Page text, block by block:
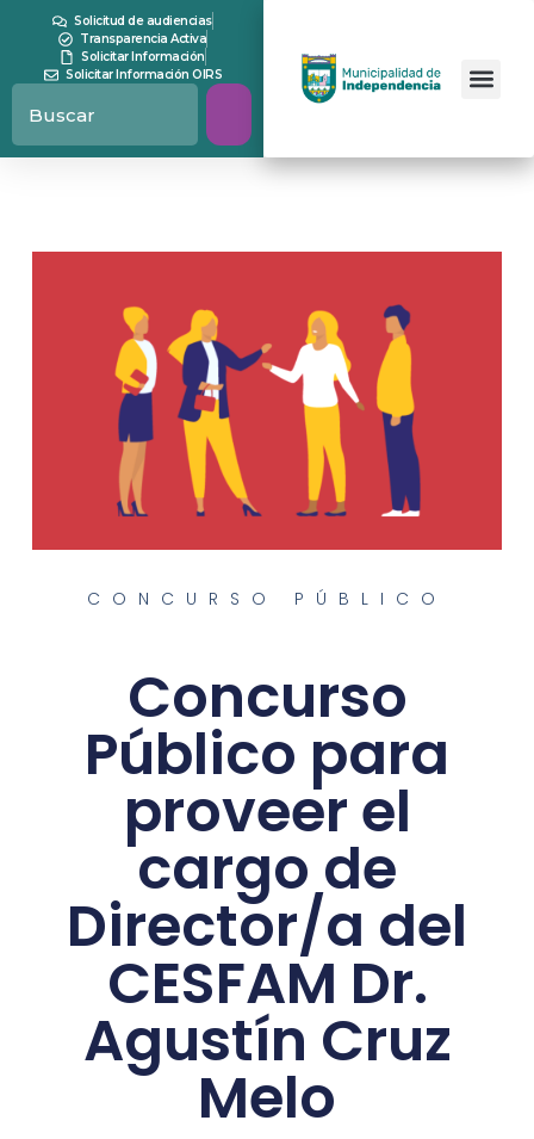
Solicitud de audiencias
Transparencia Activa
Solicitar Información
Solicitar Información OIRS
CONCURSO PÚBLICO
Concurso
Público para
proveer el
cargo de
Director/a del
CESFAM Dr.
Agustín Cruz
Melo